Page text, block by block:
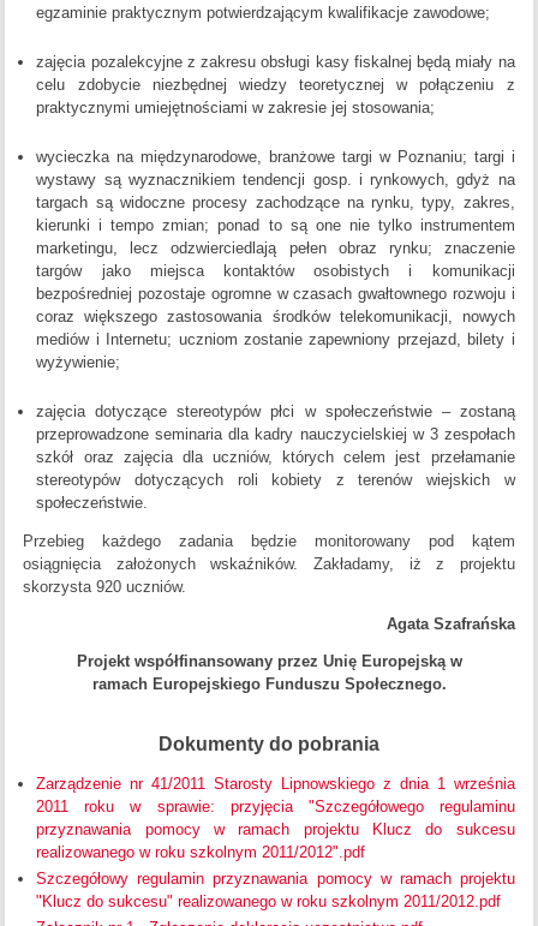
egzaminie praktycznym potwierdzającym kwalifikacje zawodowe;
zajęcia pozalekcyjne z zakresu obsługi kasy fiskalnej będą miały na
celu zdobycie niezbędnej wiedzy teoretycznej w połączeniu z
praktycznymi umiejętnościami w zakresie jej stosowania;
wycieczka na międzynarodowe, branżowe targi w Poznaniu; targi i
wystawy są wyznacznikiem tendencji gosp. i rynkowych, gdyż na
targach są widoczne procesy zachodzące na rynku, typy, zakres,
kierunki i tempo zmian; ponad to są one nie tylko instrumentem
marketingu, lecz odzwierciedlają pełen obraz rynku; znaczenie
targów jako miejsca kontaktów osobistych i komunikacji
bezpośredniej pozostaje ogromne w czasach gwałtownego rozwoju i
coraz większego zastosowania środków telekomunikacji, nowych
mediów i Internetu; uczniom zostanie zapewniony przejazd, bilety i
wyżywienie;
zajęcia dotyczące stereotypów płci w społeczeństwie – zostaną
przeprowadzone seminaria dla kadry nauczycielskiej w 3 zespołach
szkół oraz zajęcia dla uczniów, których celem jest przełamanie
stereotypów dotyczących roli kobiety z terenów wiejskich w
społeczeństwie.
Przebieg każdego zadania będzie monitorowany pod kątem
osiągnięcia założonych wskaźników. Zakładamy, iż z projektu
skorzysta 920 uczniów.
Agata Szafrańska
Projekt współfinansowany przez Unię Europejską w
ramach Europejskiego Funduszu Społecznego.
Dokumenty do pobrania
Zarządzenie nr 41/2011 Starosty Lipnowskiego z dnia 1 września
2011 roku w sprawie: przyjęcia "Szczegółowego regulaminu
przyznawania pomocy w ramach projektu Klucz do sukcesu
realizowanego w roku szkolnym 2011/2012".pdf
Szczegółowy regulamin przyznawania pomocy w ramach projektu
"Klucz do sukcesu" realizowanego w roku szkolnym 2011/2012.pdf